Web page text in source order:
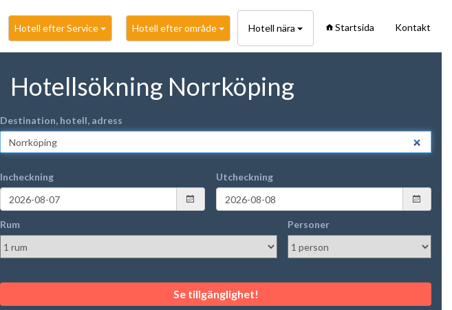
Hotell efter Service Hotell efter område Hotell nära Startsida Kontakt
Hotellsökning Norrköping
Destination, hotell, adress
Incheckning Utcheckning
Rum Personer
Se tillgänglighet!